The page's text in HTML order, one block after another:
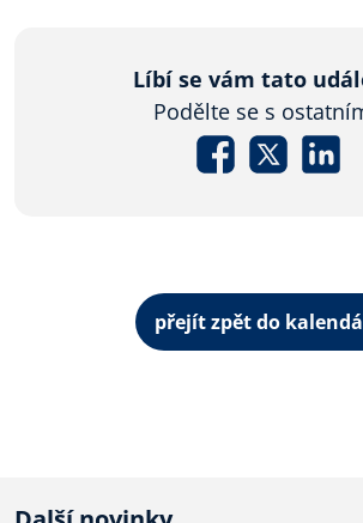
Líbí se vám tato
Podělte se s
přejít zpět do